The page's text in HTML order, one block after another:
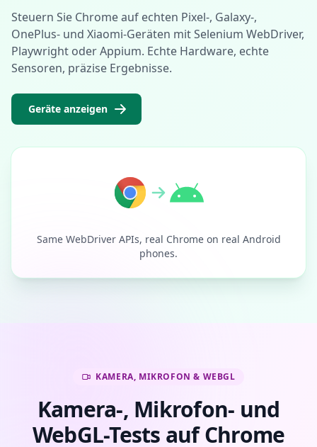
Steuern Sie Chrome auf echten Pixel-, Galaxy-,
OnePlus- und Xiaomi-Geräten mit Selenium WebDriver,
Playwright oder Appium. Echte Hardware, echte
Sensoren, präzise Ergebnisse.
Geräte anzeigen
Same WebDriver APIs, real Chrome on real Android
phones.
KAMERA, MIKROFON & WEBGL
Kamera-, Mikrofon- und
WebGL-Tests auf Chrome